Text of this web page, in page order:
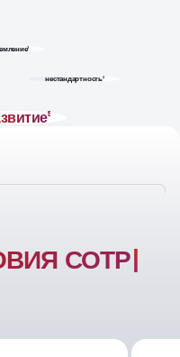
5
3
нестандартность2